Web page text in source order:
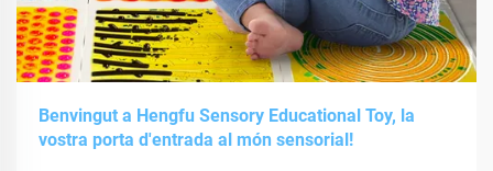
Benvingut a Hengfu Sensory Educational Toy, la
vostra porta d'entrada al món sensorial!